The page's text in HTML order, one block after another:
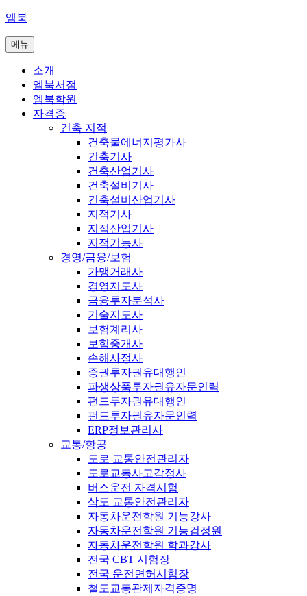
콘
츠
엠북
메뉴
소개
엠북서점
엠북학원
자격증
건축 지적
건축물에너지평가사
건축기사
건축산업기사
건축설비기사
건축설비산업기사
지적기사
지적산업기사
지적기능사
경영/금융/보험
가맹거래사
경영지도사
금융투자분석사
기술지도사
보험계리사
보험중개사
손해사정사
증권투자권유대행인
파생상품투자권유자문인력
펀드투자권유대행인
펀드투자권유자문인력
ERP정보관리사
교통/항공
도로 교통안전관리자
도로교통사고감정사
버스운전 자격시험
삭도 교통안전관리자
자동차운전학원 기능강사
자동차운전학원 기능검정원
자동차운전학원 학과강사
전국 CBT 시험장
전국 운전면허시험장
철도교통관제자격증명